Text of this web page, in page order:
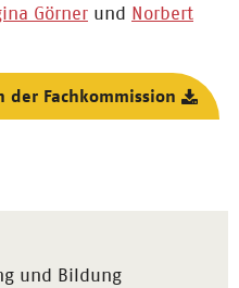
Görner und Norbert
der Fachkommission
und Bildung